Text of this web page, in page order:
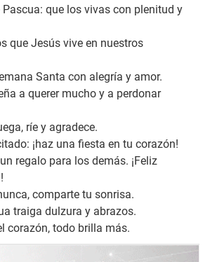
Pascua: que los vivas con plenitud y
que Jesús vive en nuestros
Santa con alegría y amor.
a querer mucho y a perdonar
ríe y agradece.
¡haz una fiesta en tu corazón!
regalo para los demás. ¡Feliz
comparte tu sonrisa.
traiga dulzura y abrazos.
corazón, todo brilla más.